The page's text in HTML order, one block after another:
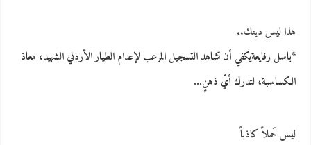
هذا ليس دينك..
*باسل رفايعةيكفي أن تشاهد التسجيل المرعب لإعدام الطيار الأردني الشهيد، معاذ
الكساسبة، لتدرك أيّ ذهنٍ…
ليس حَملاً كاذباً